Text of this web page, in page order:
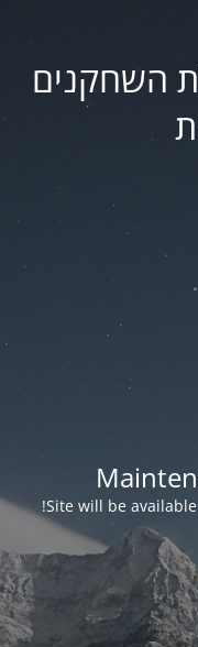
השחקנים
Site will be